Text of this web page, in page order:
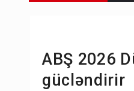
ABŞ 2026
gücləndirir